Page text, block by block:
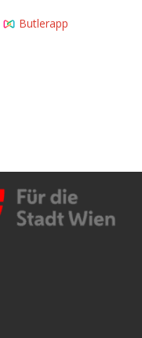
Butlerapp